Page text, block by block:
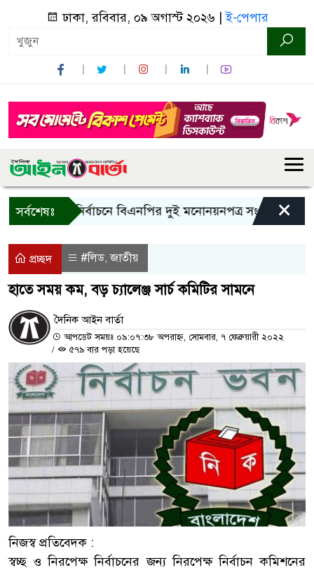
ঢাকা, রবিবার, ০৯ অগাস্ট ২০২৬ |ই-পেপার
সর্বশেষঃ
রাষ্ট্রপতি নির্বাচনে বিএনপির দুই মনোনয়নপত্র সংগ্রহ কাল
×
প্রচ্ছদ #লিড,জাতীয়
হাতে সময় কম, বড় চ্যালেঞ্জ সার্চ কমিটির সামনে
দৈনিক আইন বার্তা
আপডেট সময়ঃ ০৯:০৭:৩৮ অপরাহ্ন, সোমবার, ৭ ফেব্রুয়ারী ২০২২
/
৫৭৯ বার পড়া হয়েছে
নিজস্ব প্রতিবেদক :
স্বচ্ছ ও নিরপেক্ষ নির্বাচনের জন্য নিরপেক্ষ নির্বাচন কমিশনের